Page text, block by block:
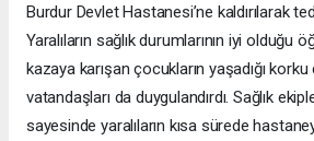
Burdur Devlet Hastanesi’ne kaldırılarak
Yaralıların sağlık durumlarının iyi olduğu
kazaya karışan çocukların yaşadığı
vatandaşları da duygulandırdı. Sağlık
sayesinde yaralıların kısa sürede